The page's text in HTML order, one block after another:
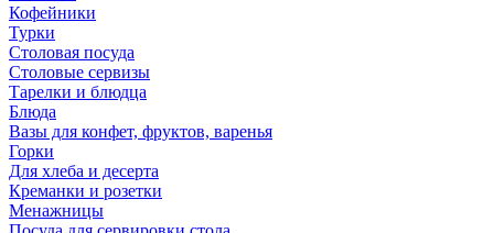
Кофейники
Турки
Столовая посуда
Столовые сервизы
Тарелки и блюдца
Блюда
Вазы для конфет, фруктов, варенья
Горки
Для хлеба и десерта
Креманки и розетки
Менажницы